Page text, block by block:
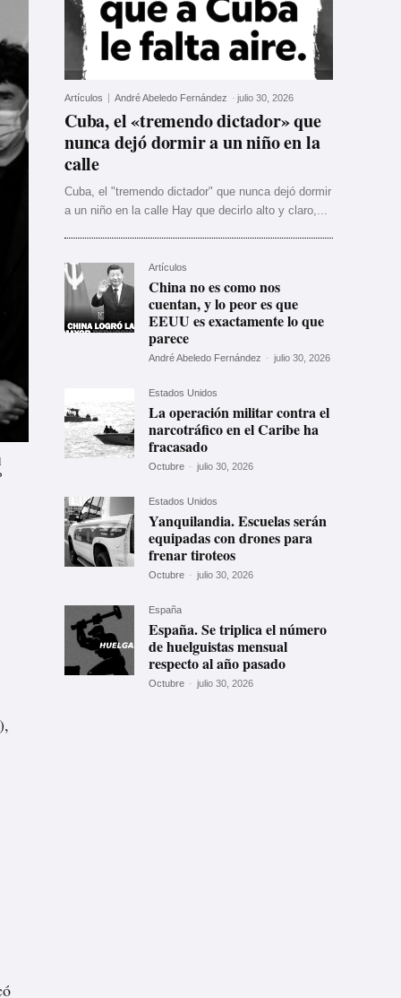
Artículos André Abeledo Fernández - julio 30, 2026
Cuba, el «tremendo dictador» que
nunca dejó dormir a un niño en la
calle
Cuba, el "tremendo dictador" que nunca dejó dormir
a un niño en la calle Hay que decirlo alto y claro,...
Artículos
China no es como nos
cuentan, y lo peor es que
EEUU es exactamente lo que
parece
André Abeledo Fernández - julio 30, 2026
Estados Unidos
La operación militar contra el
narcotráfico en el Caribe ha
fracasado
Octubre - julio 30, 2026
Estados Unidos
Yanquilandia. Escuelas serán
equipadas con drones para
frenar tiroteos
Octubre - julio 30, 2026
España
España. Se triplica el número
de huelguistas mensual
respecto al año pasado
Octubre - julio 30, 2026